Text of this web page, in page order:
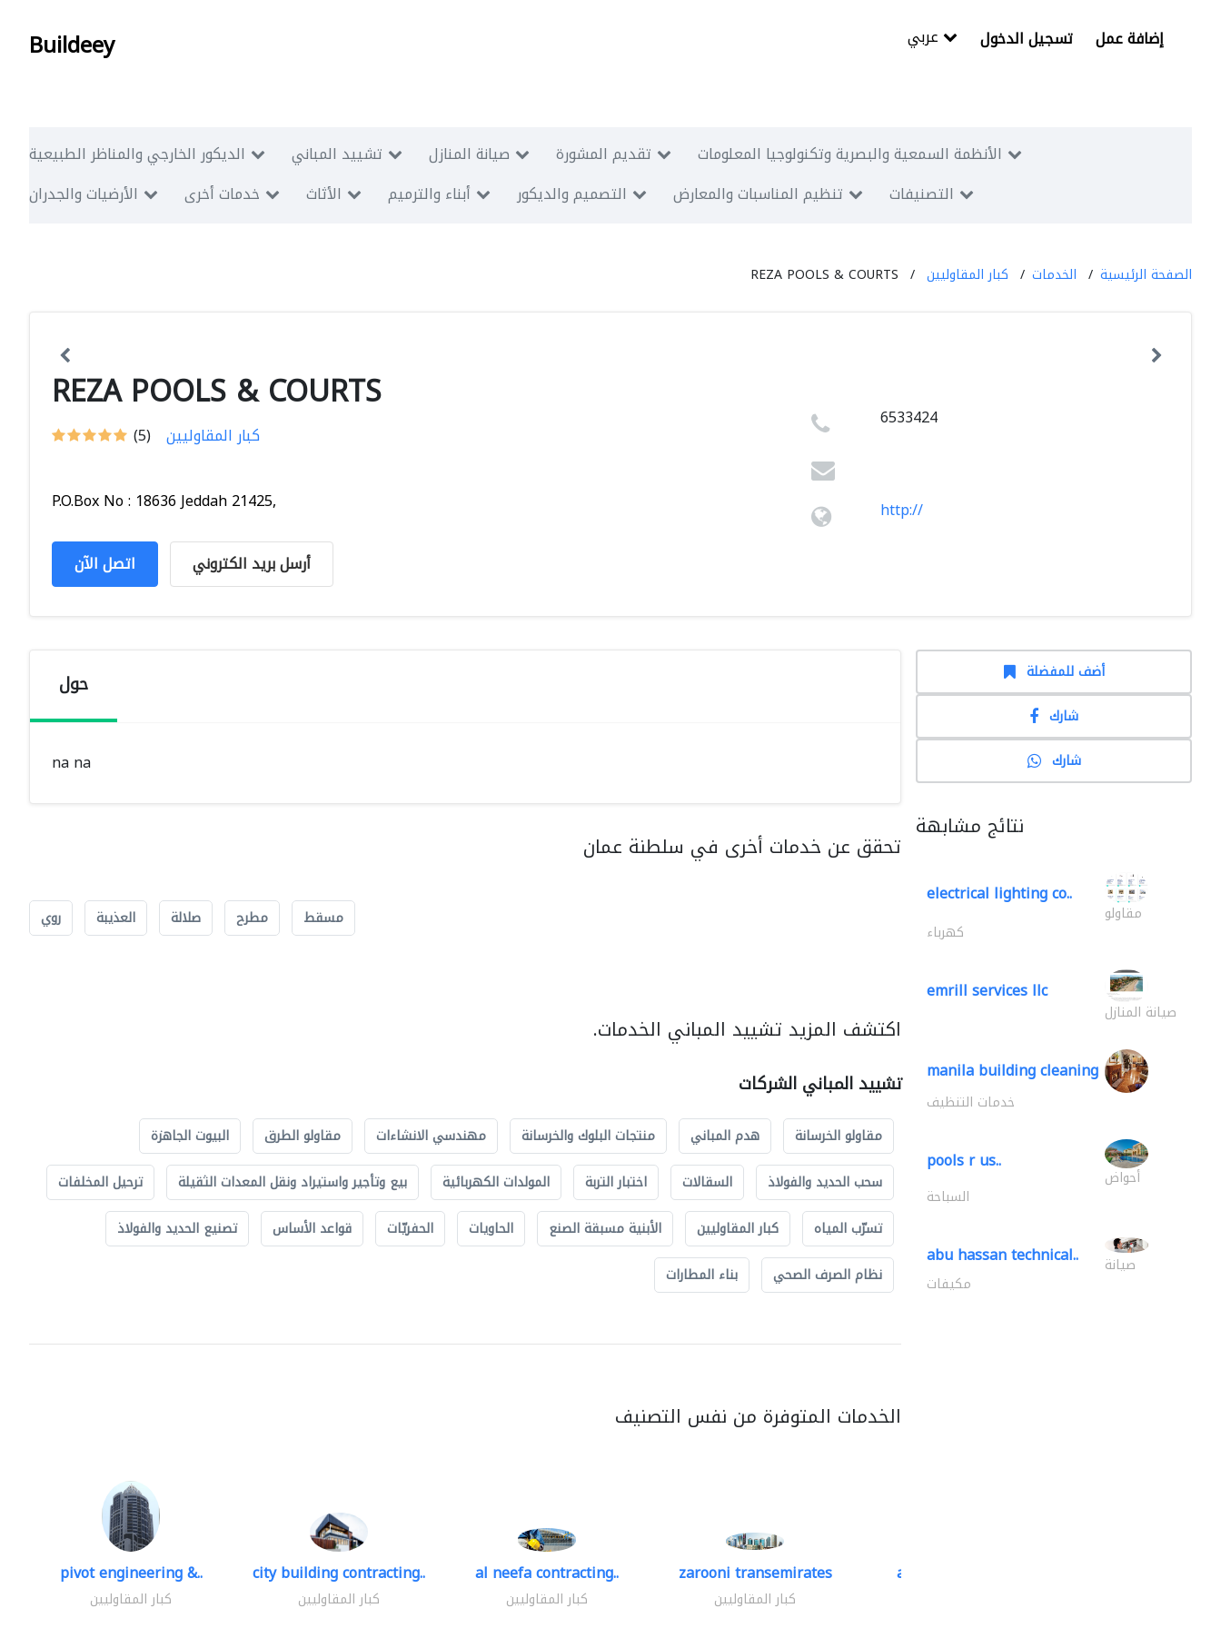
Buildeey تسجيل الدخول إضافة عمل
الديكور الخارجي والمناظر الطبيعية تشييد المباني صيانة المنازل تقديم المشورة
الأنظمة السمعية والبصرية وتكنولوجيا المعلومات
الأرضيات والجدران
خدمات أخرى الأثاث أبناء والترميم التصميم والديكور تنظيم المناسبات والمعارض التصنيفات
الصفحة الرئيسية الخدمات كبار المقاوليين REZA POOLS & COURTS
REZA POOLS & COURTS
(5) كبار المقاوليين
P.O.Box No : 18636 Jeddah 21425,
اتصل الآن أرسل بريد الكتروني
6533424
http://
حول
na na
تحقق عن خدمات أخرى في سلطنة عمان
مسقط مطرح صلالة العذيبة روي
اكتشف المزيد تشييد المباني الخدمات.
تشييد المباني الشركات
مقاولو الخرسانة هدم المباني منتجات البلوك والخرسانة مهندسي الانشاءات مقاولو الطرق
البيوت الجاهزة
سحب الحديد والفولاذ
السقالات اختبار التربة المولدات الكهربائية بيع وتأجير واستيراد ونقل المعدات الثقيلة
ترحيل المخلفات
تسرّب المياه
كبار المقاوليين الأبنية مسبقة الصنع الحاويات الحفريّات قواعد الأساس
تصنيع الحديد والفولاذ
نظام الصرف الصحي
بناء المطارات
الخدمات المتوفرة من نفس التصنيف
pivot engineering &..
كبار المقاوليين
city building contracting..
كبار المقاوليين
al neefa contracting..
كبار المقاوليين
zarooni transemirates
كبار المقاوليين
accurate bldh cont..
أضف للمفضلة
شارك
شارك
نتائج مشابهة
electrical lighting co..
مقاولو
كهرباء
emrill services llc
صيانة المنازل
manila building cleaning
خدمات التنظيف
pools r us..
أحواض
السباحة
abu hassan technical.. صيانة
مكيفات